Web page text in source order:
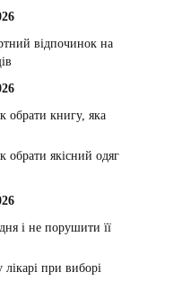
відпочинок на
обрати книгу, яка
якісний одяг
і не порушити її
при виборі